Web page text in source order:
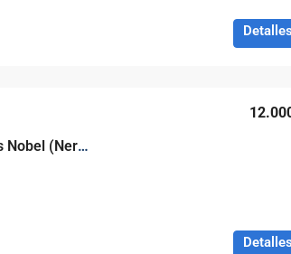
Detalles
Local comercial en venta en Galerías Nobel (Nervión)
Detalles